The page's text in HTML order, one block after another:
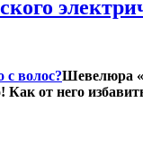
Шевелюра
Как от него